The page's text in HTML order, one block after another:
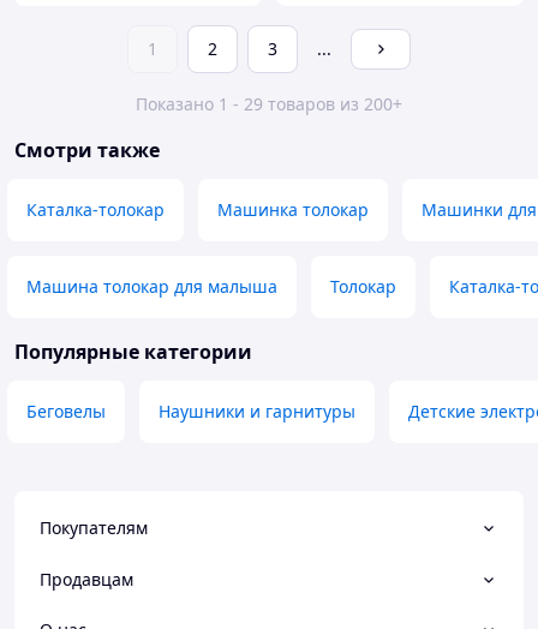
1 2 3 ...
Показано 1 - 29 товаров из 200+
Смотри также
Каталка-толокар Машинка толокар Машинки для
Машина толокар для малыша Толокар Каталка-
Популярные категории
Беговелы Наушники и гарнитуры Детские
Покупателям
Продавцам